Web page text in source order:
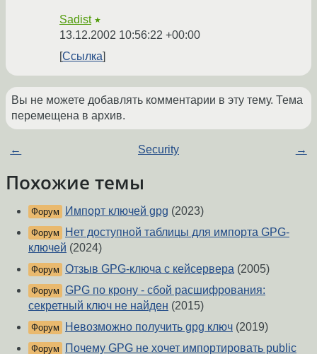
Sadist ★
13.12.2002 10:56:22 +00:00
Ссылка
Вы не можете добавлять комментарии в эту тему. Тема
перемещена в архив.
← Security →
Похожие темы
Форум Импорт ключей gpg (2023)
Форум
Нет доступной таблицы для импорта GPG-
ключей (2024)
Форум Отзыв GPG-ключа с кейсервера (2005)
Форум GPG по крону - сбой расшифрования:
секретный ключ не найден (2015)
Форум Невозможно получить gpg ключ (2019)
Форум Почему GPG не хочет импортировать public